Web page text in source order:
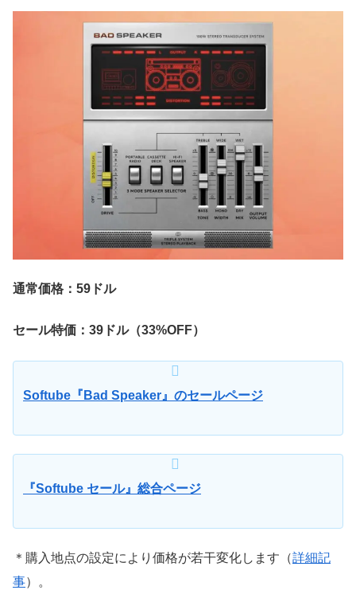
通常価格：59ドル
セール特価：39ドル（33%OFF）
Softube『Bad Speaker』のセールページ
『Softube セール』総合ページ
＊購入地点の設定により価格が若干変化します（詳細記
事）。